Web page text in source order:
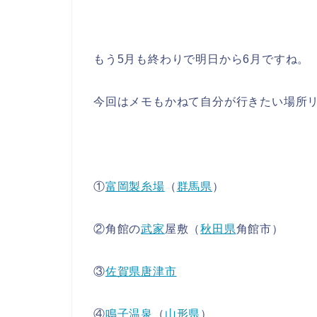
もう5月も終わりで明日から6月ですね。
今回はメモもかねて自分が行きたい場所
①富岡製糸場 （群馬県 ）
②角館の武家 屋敷（秋田県角館市）
③佐賀県 唐津市
④鳴子温泉 （ 山形県 ）